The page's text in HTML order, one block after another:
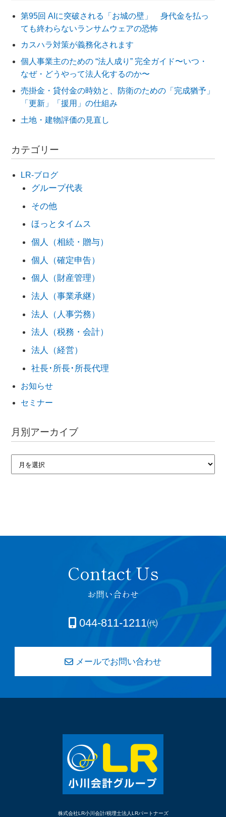
第95回 AIに突破される「お城の壁」 身代金を払っ
ても終わらないランサムウェアの恐怖
カスハラ対策が義務化されます
個人事業主のための “法人成り” 完全ガイド〜いつ・
なぜ・どうやって法人化するのか〜
売掛金・貸付金の時効と、防衛のための「完成猶予」
「更新」「援用」の仕組み
土地・建物評価の見直し
カテゴリー
LR-ブログ
グループ代表
その他
ほっとタイムス
個人（相続・贈与）
個人（確定申告）
個人（財産管理）
法人（事業承継）
法人（人事労務）
法人（税務・会計）
法人（経営）
社長･所長･所長代理
お知らせ
セミナー
月別アーカイブ
お問い合わせ
044-811-1211㈹
メールでお問い合わせ
株式会社LR小川会計/税理士法人LRパートナーズ